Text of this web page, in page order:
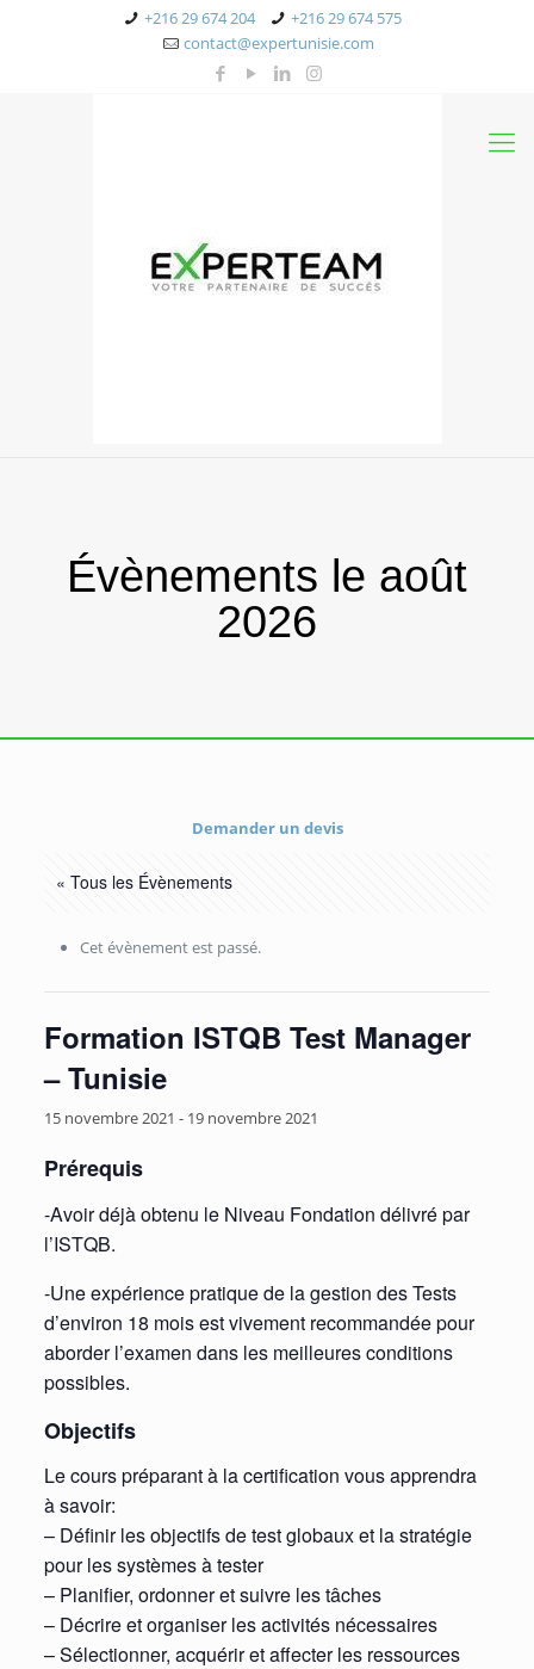
+216 29 674 204
+216 29 674 575
contact@expertunisie.com
Évènements le août
2026
Demander un devis
« Tous les Évènements
Cet évènement est passé.
Formation ISTQB Test Manager
– Tunisie
15 novembre 2021 - 19 novembre 2021
Prérequis
-Avoir déjà obtenu le Niveau Fondation délivré par
l’ISTQB.
-Une expérience pratique de la gestion des Tests
d’environ 18 mois est vivement recommandée pour
aborder l’examen dans les meilleures conditions
possibles.
Objectifs
Le cours préparant à la certification vous apprendra
à savoir:
– Définir les objectifs de test globaux et la stratégie
pour les systèmes à tester
– Planifier, ordonner et suivre les tâches
– Décrire et organiser les activités nécessaires
– Sélectionner, acquérir et affecter les ressources